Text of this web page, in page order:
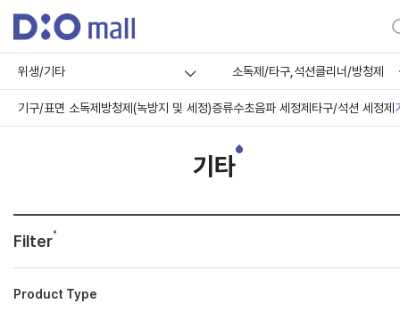
위생/기타 소독제/타구,석션클리너/방청제
기구/표면 소독제 방청제(녹방지 및 세정)증류수초음파 세정제 타구/석션 세정제
기타
Filter
Product Type